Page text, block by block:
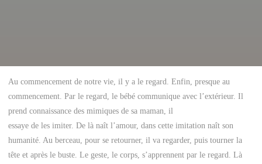
Au commencement de notre vie, il y a le regard. Enfin, presque au
commencement. Par le regard, le bébé communique avec l’extérieur. Il
prend connaissance des mimiques de sa maman, il
essaye de les imiter. De là naît l’amour, dans cette imitation naît son
humanité. Au berceau, pour se retourner, il va regarder, puis tourner la
tête et après le buste. Le geste, le corps, s’apprennent par le regard. Là